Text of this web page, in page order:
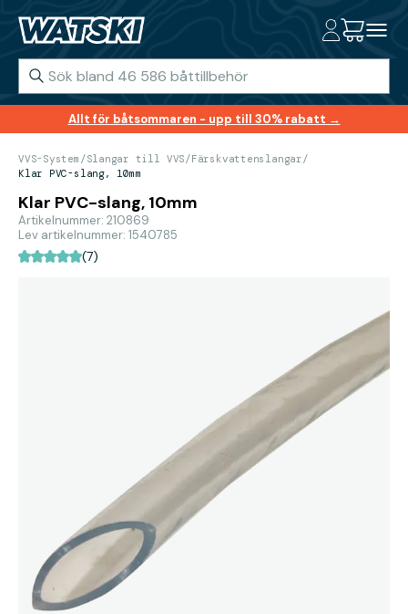
Allt för båtsommaren - upp till 30% rabatt →
VVS-System /Slangar till VVS/Färskvattenslangar/
Klar PVC-slang, 10mm
Klar PVC-slang, 10mm
Artikelnummer: 210869
Lev artikelnummer: 1540785
(7)